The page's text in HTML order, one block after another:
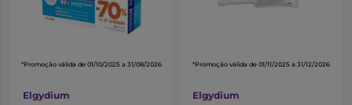
*Promoção válida de 01/10/2025 a 31/08/2026
Elgydium
*Promoção válida de 01/11/2025 a 31/12/2026
Elgydium